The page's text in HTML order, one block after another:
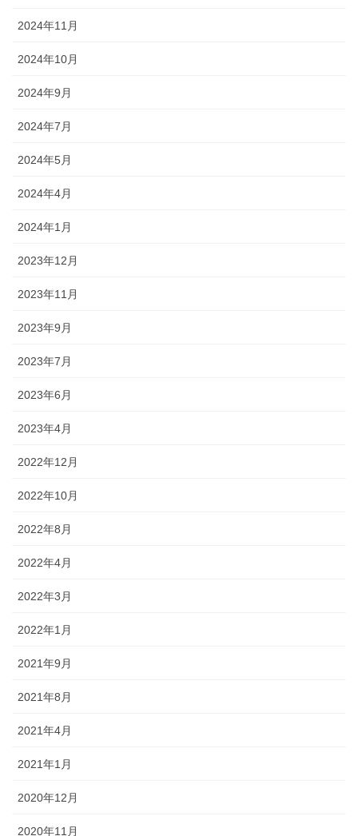
2024年11月
2024年10月
2024年9月
2024年7月
2024年5月
2024年4月
2024年1月
2023年12月
2023年11月
2023年9月
2023年7月
2023年6月
2023年4月
2022年12月
2022年10月
2022年8月
2022年4月
2022年3月
2022年1月
2021年9月
2021年8月
2021年4月
2021年1月
2020年12月
2020年11月